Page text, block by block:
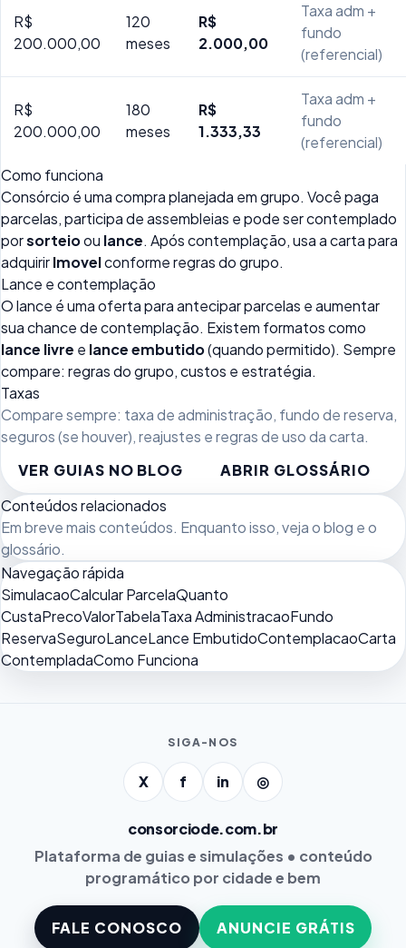
R$
200.000,00
120
meses
R$
2.000,00
Taxa adm +
fundo
(referencial)
R$
200.000,00
180
meses
R$
1.333,33
Taxa adm +
fundo
(referencial)
Como funciona
Consórcio é uma compra planejada em grupo. Você paga
parcelas, participa de assembleias e pode ser contemplado
porsorteioou lance. Após contemplação, usa a carta para
adquirirImovelconforme regras do grupo.
Lance e contemplação
O lance é uma oferta para antecipar parcelas e aumentar
sua chance de contemplação. Existem formatos como
lance livre e lance embutido(quando permitido). Sempre
compare: regras do grupo, custos e estratégia.
Taxas
Compare sempre: taxa de administração, fundo de reserva,
seguros (se houver), reajustes e regras de uso da carta.
VER GUIAS NO BLOG
ABRIR GLOSSÁRIO
Conteúdos relacionados
Em breve mais conteúdos. Enquanto isso, vejao blog e o
glossário.
Navegação rápida
SimulacaoCalcular ParcelaQuanto
CustaPrecoValorTabelaTaxa AdministracaoFundo
ReservaSeguroLanceLance EmbutidoContemplacaoCarta
ContempladaComo Funciona
SIGA-NOS
X f in ◎
consorciode.com.br
Plataforma de guias e simulações • conteúdo
programático por cidade e bem
FALE CONOSCO ANUNCIE GRÁTIS